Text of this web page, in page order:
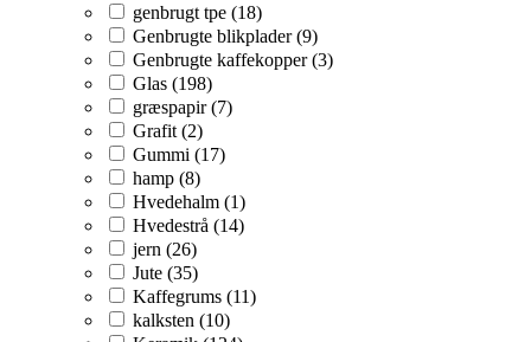
genbrugt tpe (18)
Genbrugte blikplader (9)
Genbrugte kaffekopper (3)
Glas (198)
græspapir (7)
Grafit (2)
Gummi (17)
hamp (8)
Hvedehalm (1)
Hvedestrå (14)
jern (26)
Jute (35)
Kaffegrums (11)
kalksten (10)